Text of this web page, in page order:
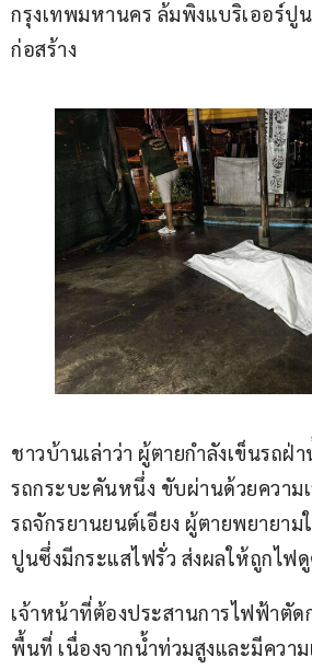
กรุงเทพมหานคร ล้มพิงแบริเออร์ปู
ก่อสร้าง
ชาวบ้านเล่าว่า ผู้ตายกำลังเข็นรถฝ่
รถกระบะคันหนึ่ง ขับผ่านด้วยความ
รถจักรยานยนต์เอียง ผู้ตายพยายา
ปูนซึ่งมีกระแสไฟรั่ว ส่งผลให้ถูกไฟ
เจ้าหน้าที่ต้องประสานการไฟฟ้าตัด
พื้นที่ เนื่องจากน้ำท่วมสูงและมีความ